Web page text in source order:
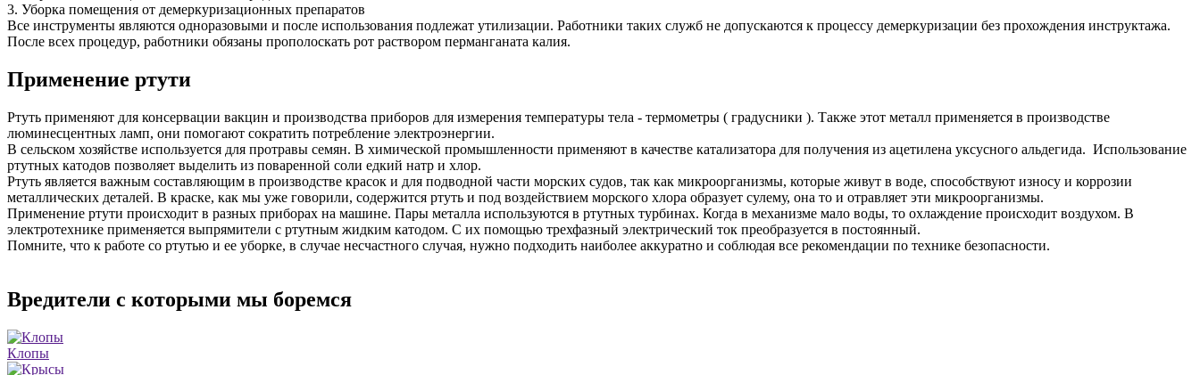
3. Уборка помещения от демеркуризационных препаратов
Все инструменты являются одноразовыми и после использования подлежат утилизации. Работники таких служб не допускаются к процессу демеркуризации без прохождения инструктажа.
После всех процедур, работники обязаны прополоскать рот раствором перманганата калия.
Применение ртути
Ртуть применяют для консервации вакцин и производства приборов для измерения температуры тела - термометры ( градусники ). Также этот металл применяется в производстве
люминесцентных ламп, они помогают сократить потребление электроэнергии.
В сельском хозяйстве используется для протравы семян. В химической промышленности применяют в качестве катализатора для получения из ацетилена уксусного альдегида. Использование
ртутных катодов позволяет выделить из поваренной соли едкий натр и хлор.
Ртуть является важным составляющим в производстве красок и для подводной части морских судов, так как микроорганизмы, которые живут в воде, способствуют износу и коррозии
металлических деталей. В краске, как мы уже говорили, содержится ртуть и под воздействием морского хлора образует сулему, она то и отравляет эти микроорганизмы.
Применение ртути происходит в разных приборах на машине. Пары металла используются в ртутных турбинах. Когда в механизме мало воды, то охлаждение происходит воздухом. В
электротехнике применяется выпрямители с ртутным жидким катодом. С их помощью трехфазный электрический ток преобразуется в постоянный.
Помните, что к работе со ртутью и ее уборке, в случае несчастного случая, нужно подходить наиболее аккуратно и соблюдая все рекомендации по технике безопасности.
Вредители с которыми мы боремся
Клопы